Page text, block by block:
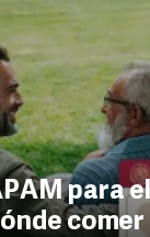
para
comer